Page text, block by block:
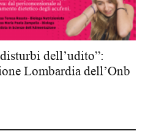
dell’udito”:
Lombardia dell’Onb